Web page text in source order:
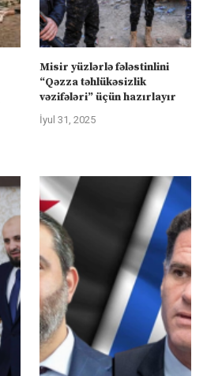
Misir yüzlərlə fələstinlini
“Qəzza təhlükəsizlik
vəzifələri” üçün hazırlayır
İyul 31, 2025